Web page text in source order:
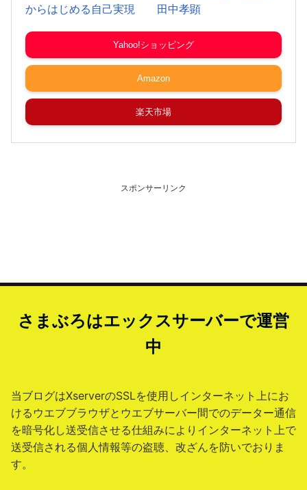
からはじめる自己実現 田中孝顕
Yahoo!ショッピング
Amazon
楽天市場
スポンサーリンク
さまぶろはエックスサーバーで運営
中
当ブログはXserverのSSLを使用しインターネット上にお
けるウエブブラウザとウエブサーバー間でのデーター通信
を暗号化し送受信させる仕組みによりインターネット上で
送受信される個人情報等の盗聴、改ざんを防いでおりま
す。